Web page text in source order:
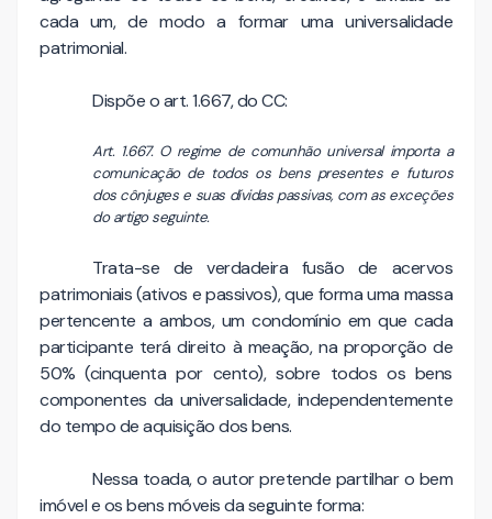
cada um, de modo a formar uma universalidade
patrimonial.
Dispõe o art. 1.667, do CC:
Art. 1.667. O regime de comunhão universal importa a
comunicação de todos os bens presentes e futuros
dos cônjuges e suas dívidas passivas, com as exceções
do artigo seguinte.
Trata-se de verdadeira fusão de acervos
patrimoniais (ativos e passivos), que forma uma massa
pertencente a ambos, um condomínio em que cada
participante terá direito à meação, na proporção de
50% (cinquenta por cento), sobre todos os bens
componentes da universalidade, independentemente
do tempo de aquisição dos bens.
Nessa toada, o autor pretende partilhar o bem
imóvel e os bens móveis da seguinte forma: